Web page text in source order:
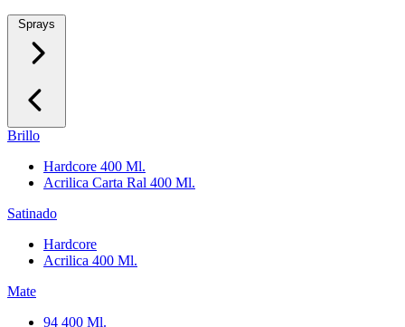
Sprays
Brillo
Hardcore 400 Ml.
Acrilica Carta Ral 400 Ml.
Satinado
Hardcore
Acrilica 400 Ml.
Mate
94 400 Ml.